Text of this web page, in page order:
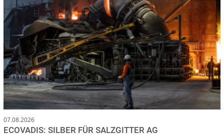
07.08.2026
ECOVADIS: SILBER FÜR SALZGITTER AG